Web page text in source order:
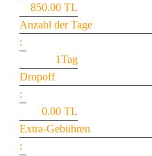
850.00 TL
Anzahl der Tage
:
1Tag
Dropoff
:
0.00 TL
Extra-Gebühren
: